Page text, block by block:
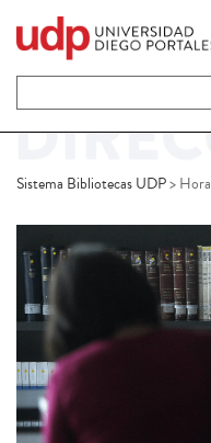
Sistema Bibliotecas UDP>